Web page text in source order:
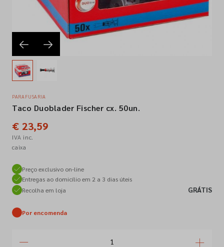
Favoritos
Empresa
Contactos
Siga-nos nas redes sociais
PARAFUSARIA
Taco Duoblader Fischer cx. 50un.
€ 23,59
IVA inc.
caixa
Preço exclusivo on-line
Entregas ao domicílio em 2 a 3 dias úteis
Recolha em loja
GRÁTIS
Por encomenda